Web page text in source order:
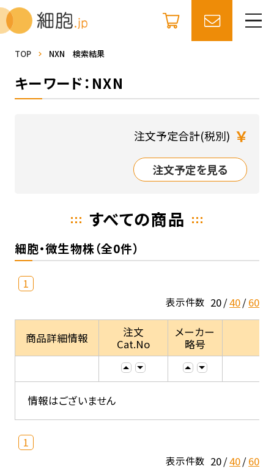
TOP NXN 検索結果
キーワード：NXN
注文予定合計(税別) ￥
注文予定を見る
すべての商品
細胞・微生物株（全0件）
1
表示件数 20 40 60
商品詳細情報
注文
Cat.No
メーカー
略号
情報はございません
1
表示件数 20 40 60